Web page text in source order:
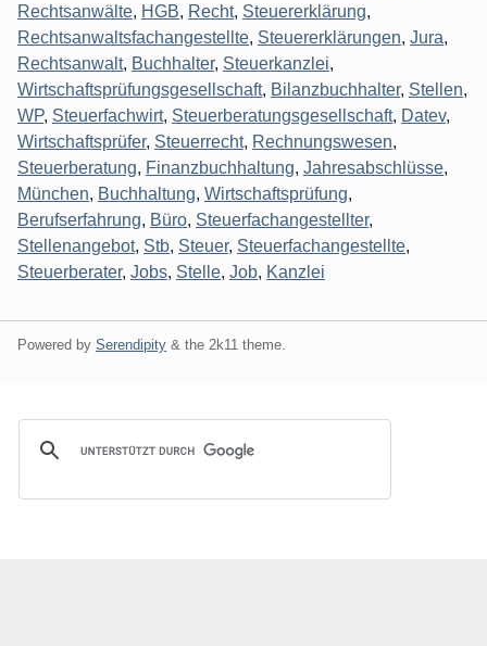
Rechtsanwälte, HGB, Recht, Steuererklärung,
Rechtsanwaltsfachangestellte, Steuererklärungen, Jura,
Rechtsanwalt, Buchhalter, Steuerkanzlei,
Wirtschaftsprüfungsgesellschaft, Bilanzbuchhalter, Stellen,
WP, Steuerfachwirt, Steuerberatungsgesellschaft, Datev,
Wirtschaftsprüfer, Steuerrecht, Rechnungswesen,
Steuerberatung, Finanzbuchhaltung, Jahresabschlüsse,
München, Buchhaltung, Wirtschaftsprüfung,
Berufserfahrung, Büro, Steuerfachangestellter,
Stellenangebot, Stb, Steuer, Steuerfachangestellte,
Steuerberater, Jobs, Stelle, Job, Kanzlei
Powered by Serendipity & the 2k11 theme.